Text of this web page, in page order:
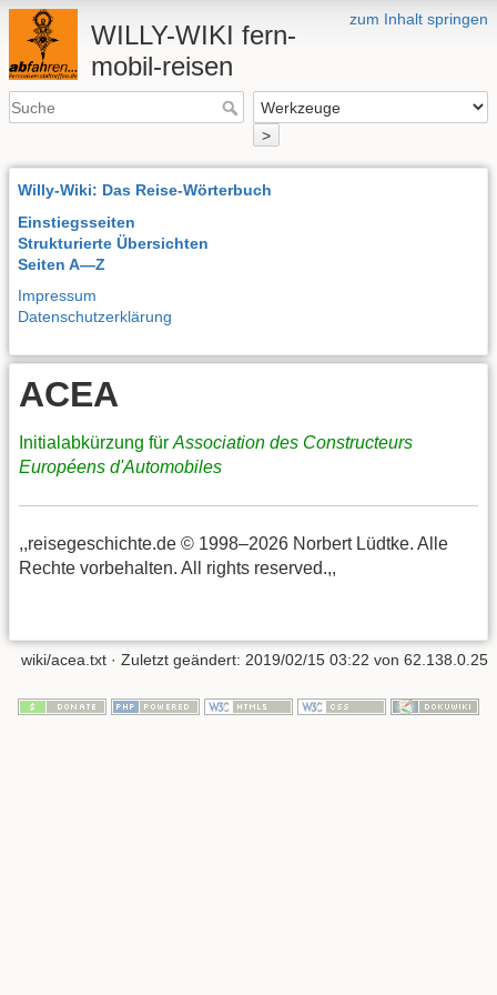
zum Inhalt springen
WILLY-WIKI fern-
mobil-reisen
>
Willy-Wiki: Das Reise-Wörterbuch
Einstiegsseiten
Strukturierte Übersichten
Seiten A—Z
Impressum
Datenschutzerklärung
ACEA
Initialabkürzung für Association des Constructeurs
Européens d'Automobiles
,,reisegeschichte.de © 1998–2026 Norbert Lüdtke. Alle
Rechte vorbehalten. All rights reserved.,,
wiki/acea.txt · Zuletzt geändert: 2019/02/15 03:22 von 62.138.0.25